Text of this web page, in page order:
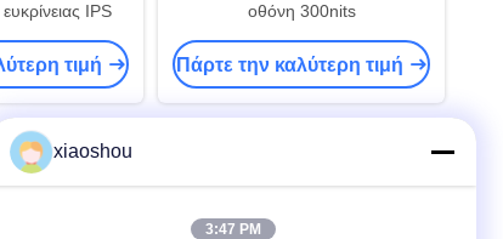
IPS
τιμή
οθόνη 300nits
Πάρτε την καλύτερη τιμή
xiaoshou
3:47 PM